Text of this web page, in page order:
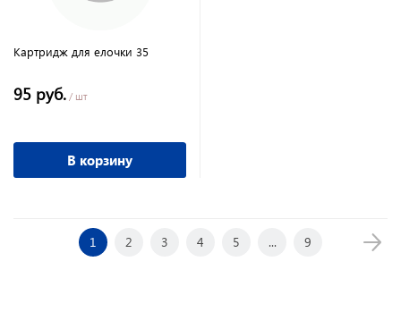
Картридж для елочки 35
95 руб. / шт
В корзину
1 2 3 4 5 ... 9